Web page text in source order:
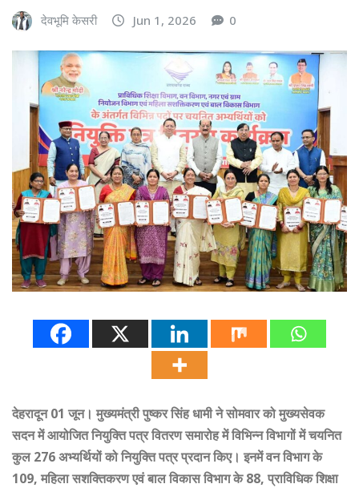
देवभूमि केसरी Jun 1, 2026 0
देहरादून 01 जून। मुख्यमंत्री पुष्कर सिंह धामी ने सोमवार को मुख्यसेवक
सदन में आयोजित नियुक्ति पत्र वितरण समारोह में विभिन्न विभागों में चयनित
कुल 276 अभ्यर्थियों को नियुक्ति पत्र प्रदान किए। इनमें वन विभाग के
109, महिला सशक्तिकरण एवं बाल विकास विभाग के 88, प्राविधिक शिक्षा